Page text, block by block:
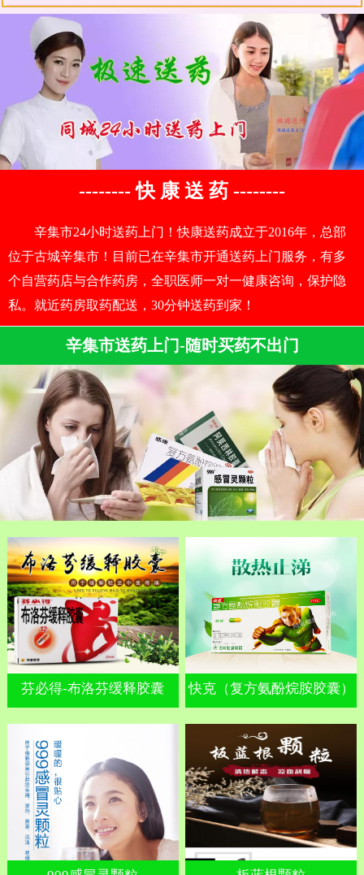
-------- 快 康 送 药 --------
辛集市24小时送药上门！快康送药成立于2016年，总部
位于古城辛集市！目前已在辛集市开通送药上门服务，有多
个自营药店与合作药房，全职医师一对一健康咨询，保护隐
私。就近药房取药配送，30分钟送药到家！
辛集市送药上门-随时买药不出门
芬必得-布洛芬缓释胶囊 快克（复方氨酚烷胺胶囊）